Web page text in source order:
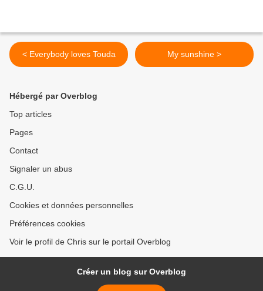
< Everybody loves Touda My sunshine >
Hébergé par Overblog
Top articles
Pages
Contact
Signaler un abus
C.G.U.
Cookies et données personnelles
Préférences cookies
Voir le profil de Chris sur le portail Overblog
Créer un blog sur Overblog